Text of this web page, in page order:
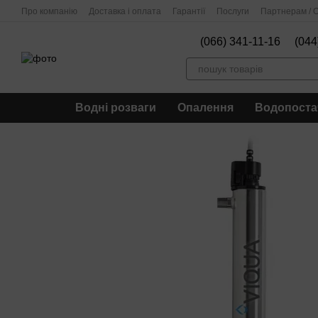
Перейти до основного контенту
Про компанію Доставка і оплата Гарантії Послуги Партнерам /
(066) 341-11-16
Водні розваги Опалення